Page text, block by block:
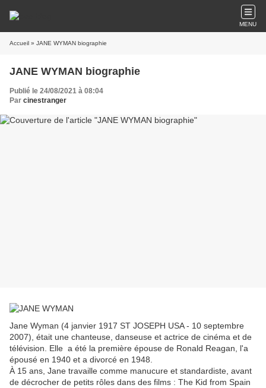
MENU
Accueil » JANE WYMAN biographie
JANE WYMAN biographie
Publié le 24/08/2021 à 08:04
Par cinestranger
Jane Wyman (4 janvier 1917 ST JOSEPH USA - 10 septembre
2007), était une chanteuse, danseuse et actrice de cinéma et de
télévision. Elle a été la première épouse de Ronald Reagan, l'a
épousé en 1940 et a divorcé en 1948.
À 15 ans, Jane travaille comme manucure et standardiste, avant
de décrocher de petits rôles dans des films : The Kid from Spain